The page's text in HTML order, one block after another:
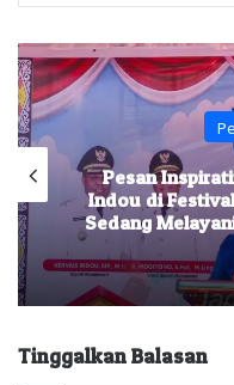
Pesan
Indou di
Sedang
Tinggalkan Balasan